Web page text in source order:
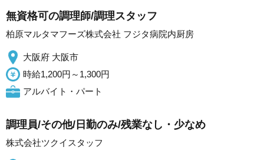
無資格可の調理師/調理スタッフ
柏原マルタマフーズ株式会社 フジタ病院内厨房
大阪府 大阪市
時給1,200円～1,300円
アルバイト・パート
調理員/その他/日勤のみ/残業なし・少なめ
株式会社ツクイスタッフ